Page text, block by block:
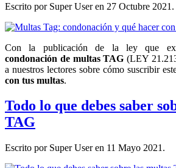
Escrito por Super User en 27 Octubre 2021 .
Con la publicación de la ley que
condonación de multas TAG (LEY
a nuestros lectores sobre cómo suscribir
con tus multas.
Todo lo que debes saber
TAG
Escrito por Super User en 11 Mayo 2021 .